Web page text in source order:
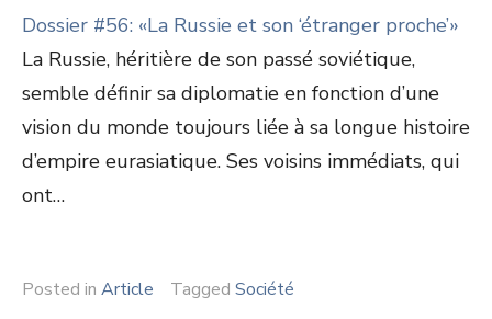
Dossier #56: «La Russie et son ‘étranger proche’»
La Russie, héritière de son passé soviétique,
semble définir sa diplomatie en fonction d’une
vision du monde toujours liée à sa longue histoire
d’empire eurasiatique. Ses voisins immédiats, qui
ont…
Posted in Article Tagged Société